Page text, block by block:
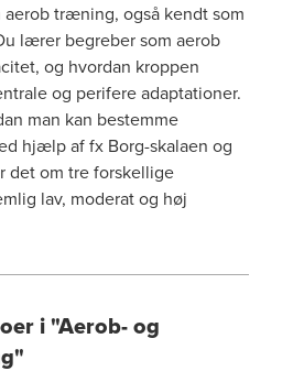
træning, også kendt som
lærer begreber som aerob
og hvordan kroppen
og perifere adaptationer.
man kan bestemme
hjælp af fx Borg-skalaen og
det om tre forskellige
lav, moderat og høj
i "Aerob- og